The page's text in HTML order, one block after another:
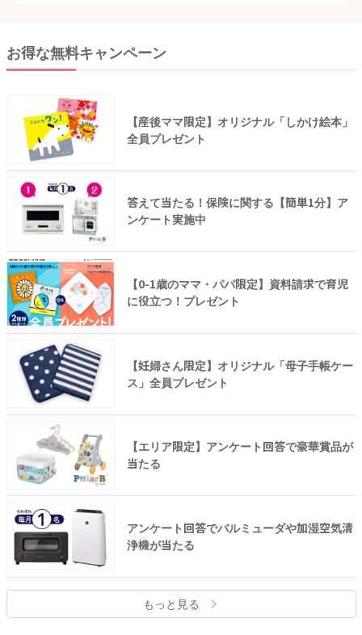
お得な無料キャンペーン
【産後ママ限定】オリジナル「しかけ絵本」
全員プレゼント
答えて当たる！保険に関する【簡単1分】ア
ンケート実施中
【0-1歳のママ・パパ限定】資料請求で育児
に役立つ！プレゼント
【妊婦さん限定】オリジナル「母子手帳ケー
ス」全員プレゼント
【エリア限定】アンケート回答で豪華賞品が
当たる
アンケート回答でバルミューダや加湿空気清
浄機が当たる
もっと見る